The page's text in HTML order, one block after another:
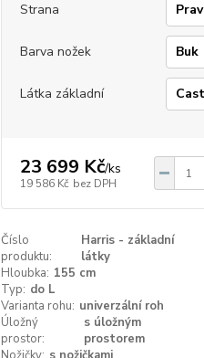
Strana
Barva nožek
Látka základní
23 699 Kč/ks
19 586 Kč bez DPH
Číslo
produktu:
Harris - základní
látky
Hloubka: 155 cm
Typ: do L
Varianta rohu: univerzální roh
Úložný
prostor:
s úložným
prostorem